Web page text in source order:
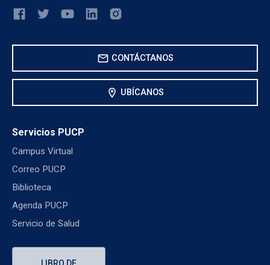
mail CONTÁCTANOS
location_on UBÍCANOS
Servicios PUCP
Campus Virtual
Correo PUCP
Biblioteca
Agenda PUCP
Servicio de Salud